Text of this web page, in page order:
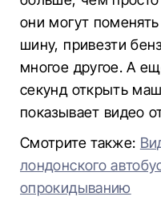
они могут
шину, привезти
многое другое. А
секунд открыть
показывает видео
Смотрите также:
лондонского
опрокидыванию